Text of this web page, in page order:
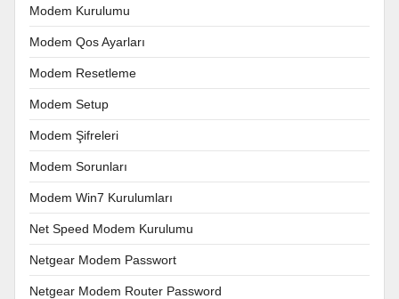
Modem Kurulumu
Modem Qos Ayarları
Modem Resetleme
Modem Setup
Modem Şifreleri
Modem Sorunları
Modem Win7 Kurulumları
Net Speed Modem Kurulumu
Netgear Modem Passwort
Netgear Modem Router Password